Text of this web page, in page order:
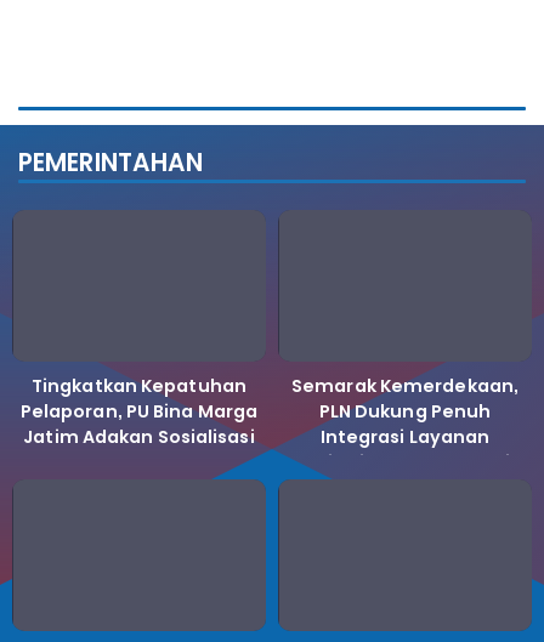
PEMERINTAHAN
Tingkatkan Kepatuhan
Pelaporan, PU Bina Marga
Jatim Adakan Sosialisasi
Semarak Kemerdekaan,
PLN Dukung Penuh
Integrasi Layanan
Kelistrikan ke Koperasi